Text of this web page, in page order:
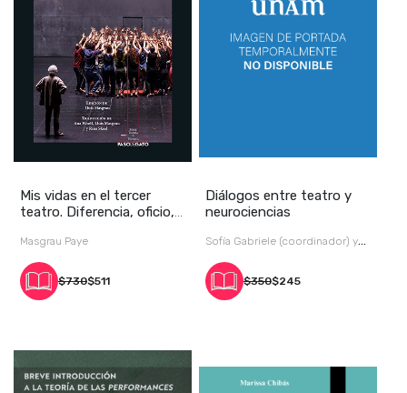
Mis vidas en el tercer
teatro. Diferencia, oficio,
Masgrau Paye
$730$511
Diálogos entre teatro y
neurociencias
Sofía Gabriele (coordinador) y
Lor
$350$245